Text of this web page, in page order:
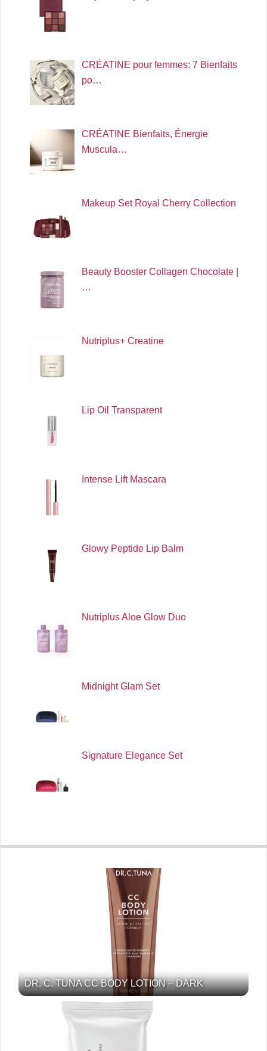
CRÉATINE pour femmes: 7 Bienfaits
po…
CRÉATINE Bienfaits, Énergie
Muscula…
Makeup Set Royal Cherry Collection
Beauty Booster Collagen Chocolate |
…
Nutriplus+ Creatine
Lip Oil Transparent
Intense Lift Mascara
Glowy Peptide Lip Balm
Nutriplus Aloe Glow Duo
Midnight Glam Set
Signature Elegance Set
DR. C. TUNA CC BODY LOTION – DARK